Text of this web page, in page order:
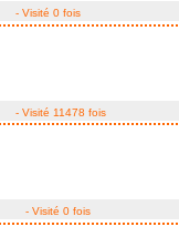
- Visité 0 fois
- Visité 11478 fois
- Visité 0 fois